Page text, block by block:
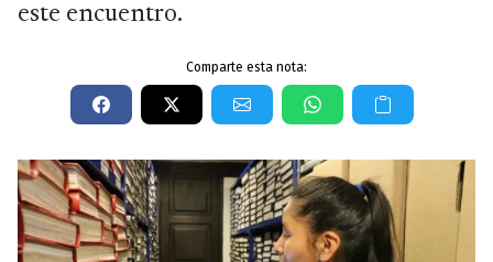
este encuentro.
Comparte esta nota: